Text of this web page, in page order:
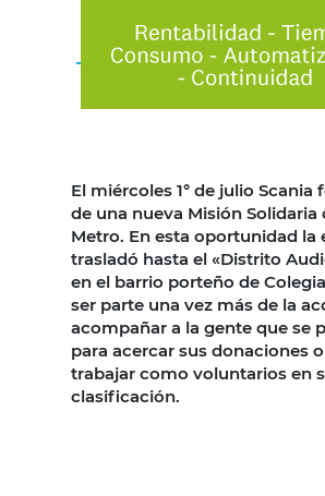
El miércoles 1° de julio
de una nueva Misión Solidaria
Metro. En esta oportunidad la
trasladó hasta el «Distrito
en el barrio porteño de
ser parte una vez más de la
acompañar a la gente que se
para acercar sus donaciones
trabajar como voluntarios en
clasificación.